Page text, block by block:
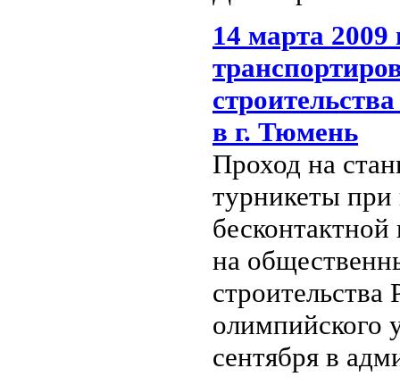
14 марта
в г. Тюмень
Проход на
турникеты
на
олимпийского
сентября в